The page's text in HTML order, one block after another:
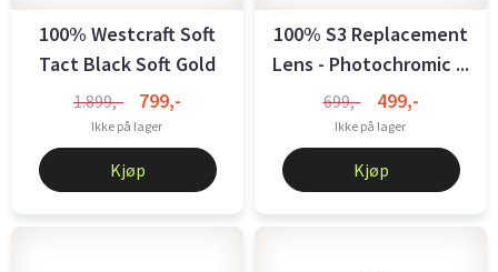
100% Westcraft Soft
Tact Black Soft Gold
1.899,- 799,-
Ikke på lager
Kjøp
100% S3 Replacement
Lens - Photochromic ...
699,- 499,-
Ikke på lager
Kjøp